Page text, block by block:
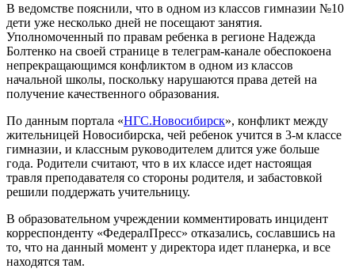
В ведомстве пояснили, что в одном из классов гимназии №10
дети уже несколько дней не посещают занятия.
Уполномоченный по правам ребенка в регионе Надежда
Болтенко на своей странице в телеграм-канале обеспокоена
непрекращающимся конфликтом в одном из классов
начальной школы, поскольку нарушаются права детей на
получение качественного образования.
По данным портала «НГС.Новосибирск», конфликт между
жительницей Новосибирска, чей ребенок учится в 3-м классе
гимназии, и классным руководителем длится уже больше
года. Родители считают, что в их классе идет настоящая
травля преподавателя со стороны родителя, и забастовкой
решили поддержать учительницу.
В образовательном учреждении комментировать инцидент
корреспонденту «ФедералПресс» отказались, сославшись на
то, что на данный момент у директора идет планерка, и все
находятся там.